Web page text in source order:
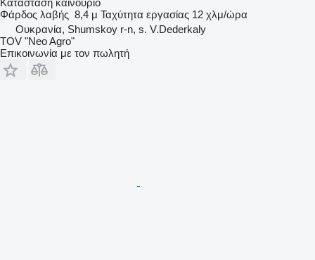
Κατάσταση καινούριο
Φάρδος λαβής 8,4 μ Ταχύτητα εργασίας 12 χλμ/ώρα
Ουκρανία, Shumskoy r-n, s. V.Dederkaly
TOV "Neo Agro"
Επικοινωνία με τον πωλητή